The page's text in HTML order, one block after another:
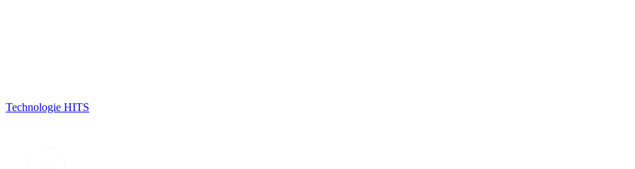
Technologie HITS